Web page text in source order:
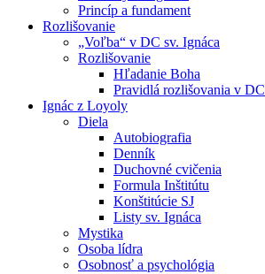
Princíp a fundament
Rozlišovanie
„Voľba“ v DC sv. Ignáca
Rozlišovanie
Hľadanie Boha
Pravidlá rozlišovania v DC
Ignác z Loyoly
Diela
Autobiografia
Denník
Duchovné cvičenia
Formula Inštitútu
Konštitúcie SJ
Listy sv. Ignáca
Mystika
Osoba lídra
Osobnosť a psychológia